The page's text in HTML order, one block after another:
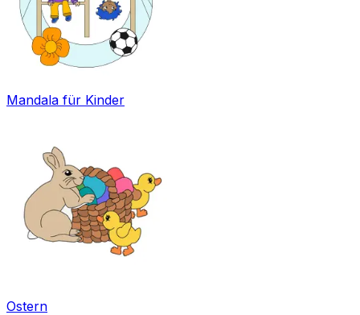
Mandala für Kinder
Ostern